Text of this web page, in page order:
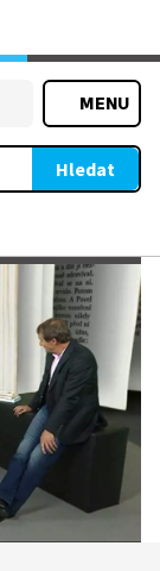
MENU
Hledat